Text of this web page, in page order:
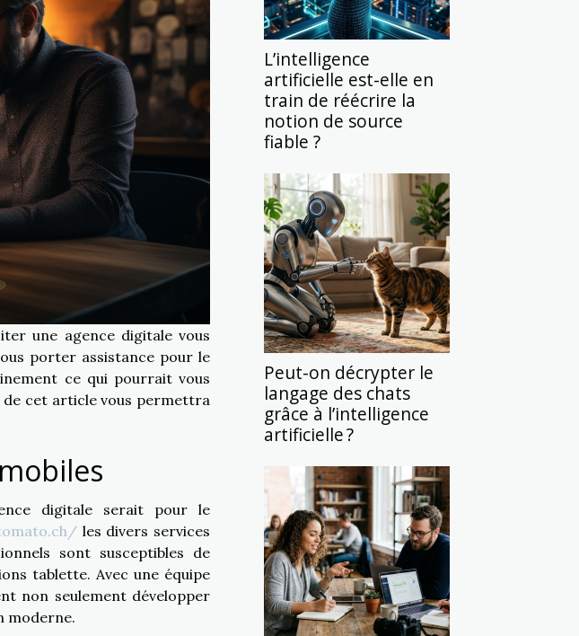
une agence digitale vous
porter assistance pour le
ce qui pourrait vous
de cet article vous permettra
digitale serait pour le
les divers services
sont susceptibles de
tablette. Avec une équipe
non seulement développer
moderne.
L’intelligence
artificielle est-elle en
train de réécrire la
notion de source
fiable ?
Peut-on décrypter le
langage des chats
grâce à l’intelligence
artificielle ?